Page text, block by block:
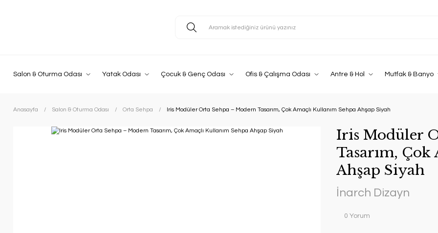
Salon & Oturma Odası Yatak Odası Çocuk & Genç Odası Ofis & Çalışma Odası Antre & Hol Mutfak & Banyo
Anasayfa Salon & Oturma Odası Orta Sehpa Iris Modüler Orta Sehpa – Modern Tasarım, Çok Amaçlı Kullanım Sehpa Ahşap Siyah
Iris Modüler
Tasarım, Çok
Ahşap Siyah
İnarch Dizayn
0 Yorum